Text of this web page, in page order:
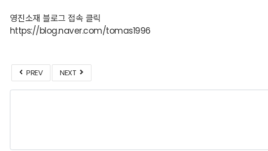
영진소재 블로그 접속 클릭
https://blog.naver.com/tomas1996
PREV NEXT